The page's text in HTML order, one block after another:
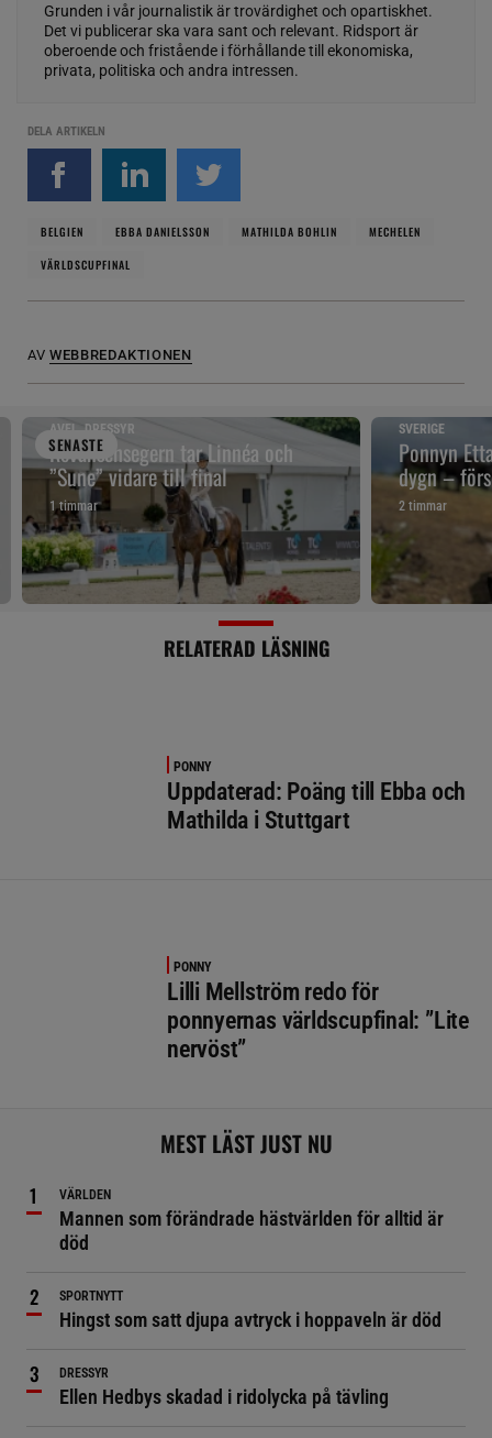
Grunden i vår journalistik är trovärdighet och opartiskhet.
Det vi publicerar ska vara sant och relevant. Ridsport är
oberoende och fristående i förhållande till ekonomiska,
privata, politiska och andra intressen.
DELA ARTIKELN
BELGIEN EBBA DANIELSSON MATHILDA BOHLIN
MECHELEN
VÄRLDSCUPFINAL
AV WEBBREDAKTIONEN
SENASTE
AVEL, DRESSYR
Revanschsegern tar Linnéa och
”Sune” vidare till final
1 timmar
SVERIGE
Ponnyn
dygn –
2 timmar
RELATERAD LÄSNING
PONNY
Uppdaterad: Poäng till Ebba och
Mathilda i Stuttgart
PONNY
Lilli Mellström redo för
ponnyernas världscupfinal: ”Lite
nervöst”
MEST LÄST JUST NU
VÄRLDEN
Mannen som förändrade hästvärlden för alltid är
död
SPORTNYTT
Hingst som satt djupa avtryck i hoppaveln är död
DRESSYR
Ellen Hedbys skadad i ridolycka på tävling